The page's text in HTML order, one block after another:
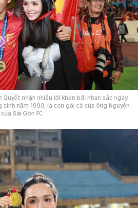
Quyết nhận nhiều lời khen bởi nhan sắc ngày
năm 1990, là con gái cả của ông Nguyễn
Sài Gòn FC